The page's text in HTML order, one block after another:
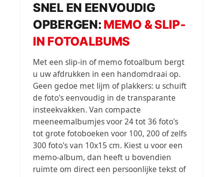
SNEL EN EENVOUDIG
OPBERGEN: MEMO & SLIP-
IN FOTOALBUMS
Met een slip-in of memo fotoalbum bergt
u uw afdrukken in een handomdraai op.
Geen gedoe met lijm of plakkers: u schuift
de foto's eenvoudig in de transparante
insteekvakken. Van compacte
meeneemalbumjes voor 24 tot 36 foto's
tot grote fotoboeken voor 100, 200 of zelfs
300 foto's van 10x15 cm. Kiest u voor een
memo-album, dan heeft u bovendien
ruimte om direct een persoonlijke tekst of